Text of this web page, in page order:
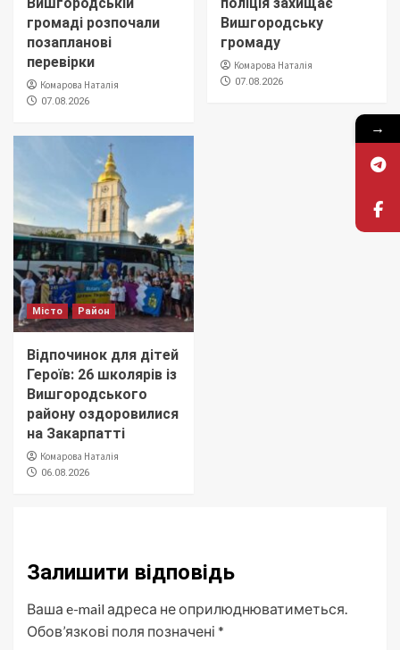
громаді розпочали
позапланові
перевірки
Комарова Наталія
07.08.2026
Вишгородську
громаду
Комарова Наталія
07.08.2026
Місто Район
Відпочинок для дітей
Героїв: 26 школярів із
Вишгородського
району оздоровилися
на Закарпатті
Комарова Наталія
06.08.2026
Залишити відповідь
Ваша e-mail адреса не оприлюднюватиметься.
Обов’язкові поля позначені *
→